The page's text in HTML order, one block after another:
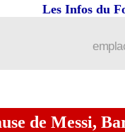
Les Infos du
de Messi,
attend des
Benedetto